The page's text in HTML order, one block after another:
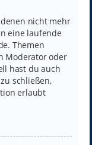
nicht mehr
eine laufende
Themen
Moderator oder
hast du auch
schließen,
erlaubt